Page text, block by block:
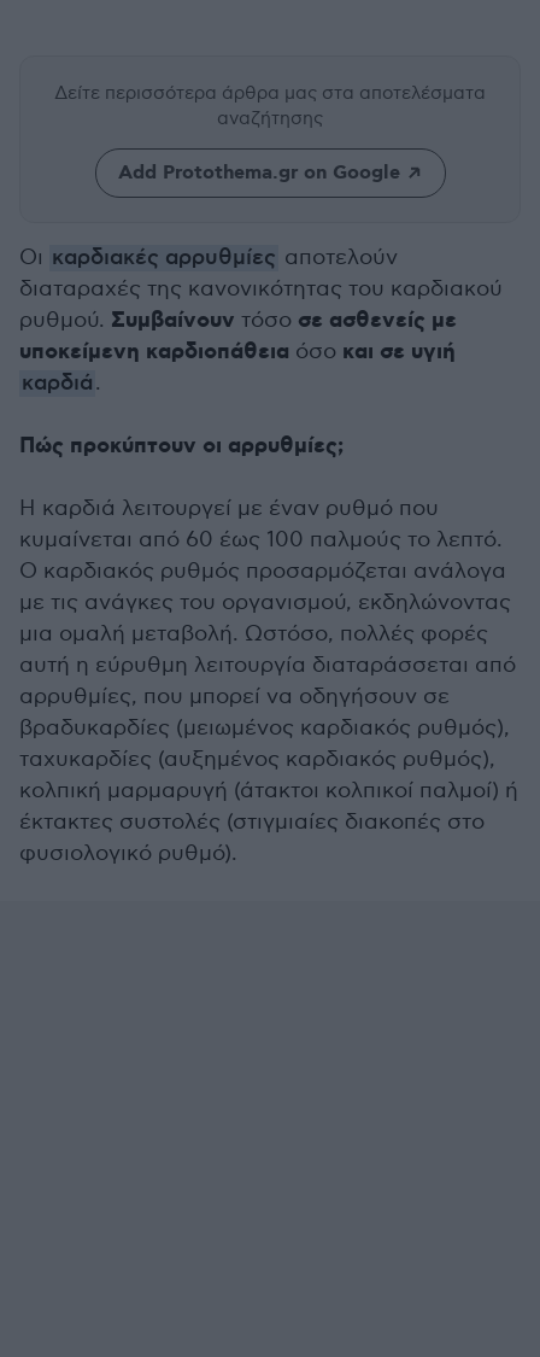
Δείτε περισσότερα άρθρα μας στα αποτελέσματα
αναζήτησης
Add Protothema.gr on Google
Οι καρδιακές αρρυθμίες αποτελούν
διαταραχές της κανονικότητας του καρδιακού
ρυθμού. Συμβαίνουν τόσο σε ασθενείς με
υποκείμενη καρδιοπάθεια όσο και σε υγιή
καρδιά.
Πώς προκύπτουν οι αρρυθμίες;
Η καρδιά λειτουργεί με έναν ρυθμό που
κυμαίνεται από 60 έως 100 παλμούς το λεπτό.
Ο καρδιακός ρυθμός προσαρμόζεται ανάλογα
με τις ανάγκες του οργανισμού, εκδηλώνοντας
μια ομαλή μεταβολή. Ωστόσο, πολλές φορές
αυτή η εύρυθμη λειτουργία διαταράσσεται από
αρρυθμίες, που μπορεί να οδηγήσουν σε
βραδυκαρδίες (μειωμένος καρδιακός ρυθμός),
ταχυκαρδίες (αυξημένος καρδιακός ρυθμός),
κολπική μαρμαρυγή (άτακτοι κολπικοί παλμοί) ή
έκτακτες συστολές (στιγμιαίες διακοπές στο
φυσιολογικό ρυθμό).